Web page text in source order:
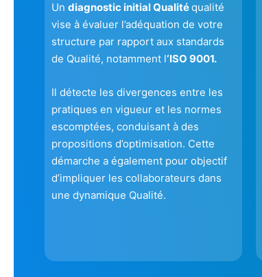
Un diagnostic initial Qualitéqualité
vise à évaluer l’adéquation de votre
structure par rapport aux standards
de Qualité, notamment l‘ISO 9001.
Il détecte les divergences entre les
pratiques en vigueur et les normes
escomptées, conduisant à des
propositions d’optimisation. Cette
démarche a également pour objectif
d’impliquer les collaborateurs dans
une dynamique Qualité.